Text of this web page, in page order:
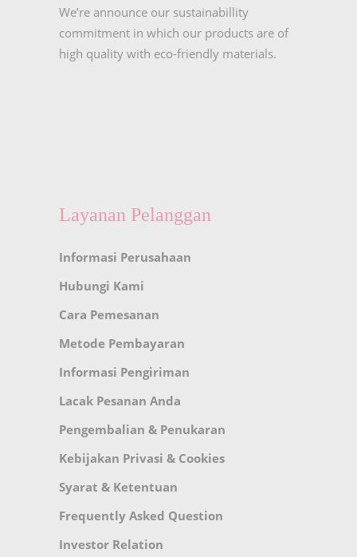
We’re announce our sustainabillity
commitment in which our products are of
high quality with eco-friendly materials.
Layanan Pelanggan
Informasi Perusahaan
Hubungi Kami
Cara Pemesanan
Metode Pembayaran
Informasi Pengiriman
Lacak Pesanan Anda
Pengembalian & Penukaran
Kebijakan Privasi & Cookies
Syarat & Ketentuan
Frequently Asked Question
Investor Relation